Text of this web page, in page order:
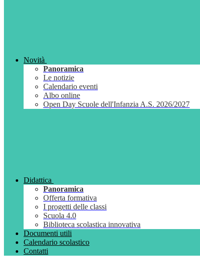
Novità
Panoramica
Le notizie
Calendario eventi
Albo online
Open Day Scuole dell'Infanzia A.S. 2026/2027
Didattica
Panoramica
Offerta formativa
I progetti delle classi
Scuola 4.0
Biblioteca scolastica innovativa
Documenti utili
Calendario scolastico
Contatti